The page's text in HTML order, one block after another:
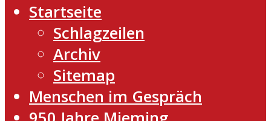
Startseite
Schlagzeilen
Archiv
Sitemap
Menschen im Gespräch